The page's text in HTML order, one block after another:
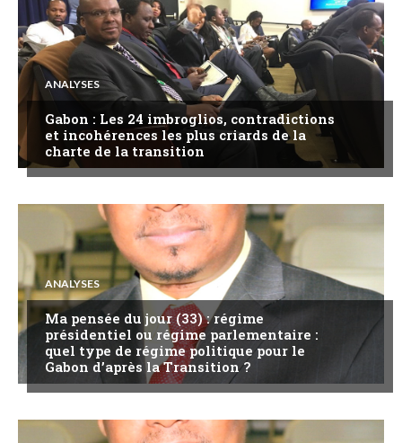
ANALYSES
Gabon : Les 24 imbroglios, contradictions
et incohérences les plus criards de la
charte de la transition
ANALYSES
Ma pensée du jour (33) : régime
présidentiel ou régime parlementaire :
quel type de régime politique pour le
Gabon d’après la Transition ?